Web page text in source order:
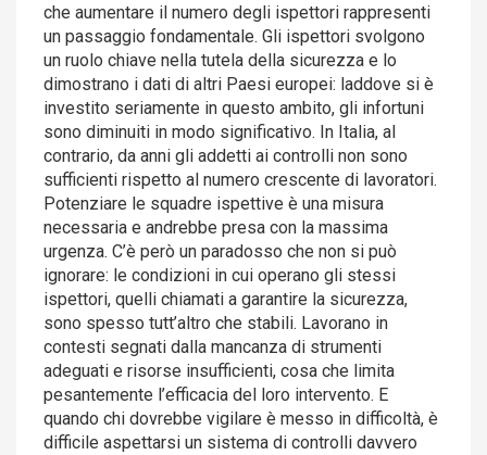
che aumentare il numero degli ispettori rappresenti
un passaggio fondamentale. Gli ispettori svolgono
un ruolo chiave nella tutela della sicurezza e lo
dimostrano i dati di altri Paesi europei: laddove si è
investito seriamente in questo ambito, gli infortuni
sono diminuiti in modo significativo. In Italia, al
contrario, da anni gli addetti ai controlli non sono
sufficienti rispetto al numero crescente di lavoratori.
Potenziare le squadre ispettive è una misura
necessaria e andrebbe presa con la massima
urgenza. C’è però un paradosso che non si può
ignorare: le condizioni in cui operano gli stessi
ispettori, quelli chiamati a garantire la sicurezza,
sono spesso tutt’altro che stabili. Lavorano in
contesti segnati dalla mancanza di strumenti
adeguati e risorse insufficienti, cosa che limita
pesantemente l’efficacia del loro intervento. E
quando chi dovrebbe vigilare è messo in difficoltà, è
difficile aspettarsi un sistema di controlli davvero